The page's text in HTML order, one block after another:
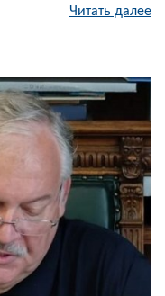
Читать далее